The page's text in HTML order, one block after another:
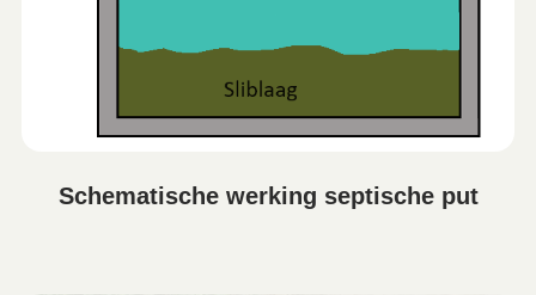
Schematische werking septische put